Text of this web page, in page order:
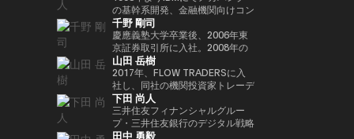
Outblazeを設立しました。2009
年にはOutblazeのメッセージン
グ事業をIBMに売却し、その後
Outblazeを、デジタルエンター
テインメント分野のサービスや製
品を開発するプロジェクトや企業
を育成するインキュベーターへと
転換しました。そのインキュベー
ト企業のひとつが、2014年に設
立されたAnimoca Brandsです。
2017年には、従来の教育システ
『２０３５ １０年後のニッポ
ン ホリエモンの未来予測大全』
など
JPMorganのブロックチェーン部
門であるKinexysに所属し、JPM
CoinやTokenized Depositsなど
のプロダクト推進を担当していま
した。
あり、各サイクルの高値でビット
コインを売却し、底値でより多く
を買い戻すという投資仮説を掲げ
ている。 ターピンは35年以上に
わたり連続起業家および投資家と
して活躍してきた、極めて経験豊
富なエグゼクティブであり、数多
くの成功したイグジットを実現し
てきた。その実績を背景に、プエ
ルトリコを拠点とするファミリー
オフィス Transform Capital を
究科CARF招聘研究員。 訳書に
『ビットコインとブロックチェー
ン：暗号通貨を支える技術』
（NTT出版）、『マスタリン
グ・イーサリアム ―スマートコ
ントラクトとDAppの構築』（オ
ライリージャパン）など。共著に
『Web3の未解決問題』（日経
BP）、『Web3・暗号資産 13
人の未来予測』（朝日新聞出
版）。
を中心にスタートアップ出資と事
業開発の責任者を担う。MUIP参
画以前は独立系VCのGlobal
Brainにて、国内外スタートアッ
プ投資やCVCの運営に従事。そ
れ以前はソニーにて、技術投資や
JV設立等の新規事業プロジェク
トのファイナンス、またリテール
エナジー事業のカテゴリー責任者
として、海外事業を運営。
の基幹系開発、金融機関向けコン
サル業務に従事。 Microsoftを経
てMUFGのイノベーション事業に
参画しDXプロジェクトをリー
ド。 auフィナンシャルホールデ
ィングスにて執行役員チーフデジ
タルオフィサー兼IT統括部長、
Microsoftで業務執行役員 金融イ
ノベーション本部長を務めた後、
現職。 一般社団法人
FINOVATORS設立。2021年より
千野 剛司
慶應義塾大学卒業後、2006年東
京証券取引所に入社。2008年の
金融危機以降、債務不履行管理プ
ロセスの改良プロジェクトに参画
し、日本証券クリアリング機構に
てOTCデリバティブ（クレジッ
ト・デフォルト・スワップおよび
金利スワップ）の清算プロジェク
トを主導するとともに、日本取引
山田 岳樹
2017年、FLOW TRADERSに入
社し、同社の機関投資家トレーデ
ィング部門にて、シンガポールお
よび香港支社を拠点にアジアの機
関投資家とのブロック取引を担
当。ETFを中心に外国債券や暗号
下田 尚人
三井住友フィナンシャルグルー
プ・三井住友銀行のデジタル戦略
部 部長。デジタルアセットに関
田中 勇毅